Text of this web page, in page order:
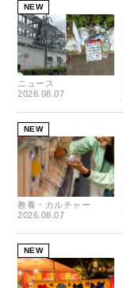
NEW
ニュース
2026.08.07
NEW
教養・カルチャー
2026.08.07
NEW